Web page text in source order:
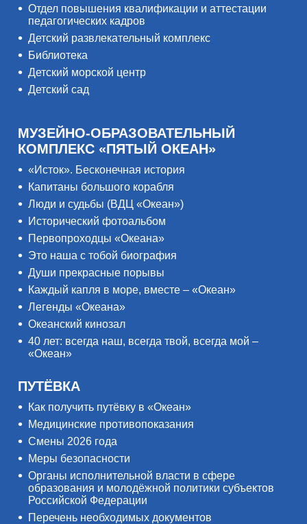
Отдел повышения квалификации и аттестации
педагогических кадров
Детский развлекательный комплекс
Библиотека
Детский морской центр
Детский сад
МУЗЕЙНО-ОБРАЗОВАТЕЛЬНЫЙ
КОМПЛЕКС «ПЯТЫЙ ОКЕАН»
«Исток». Бесконечная история
Капитаны большого корабля
Люди и судьбы (ВДЦ «Океан»)
Исторический фотоальбом
Первопроходцы «Океана»
Это наша с тобой биография
Души прекрасные порывы
Каждый капля в море, вместе – «Океан»
Легенды «Океана»
Океанский кинозал
40 лет: всегда наш, всегда твой, всегда мой –
«Океан»
ПУТЁВКА
Как получить путёвку в «Океан»
Медицинские противопоказания
Смены 2026 года
Меры безопасности
Органы исполнительной власти в сфере
образования и молодёжной политики субъектов
Российской Федерации
Перечень необходимых документов